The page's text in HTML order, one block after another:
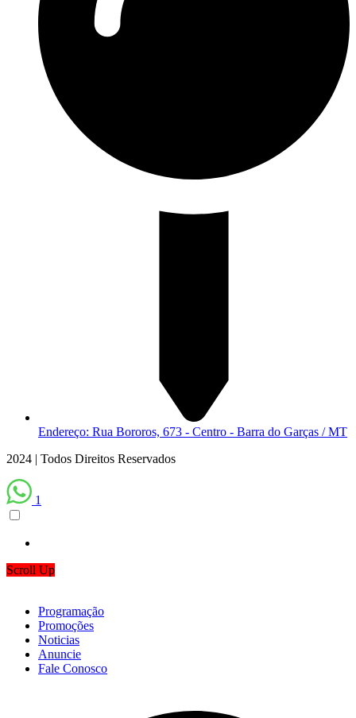
Endereço: Rua Bororos, 673 - Centro - Barra do Garças / MT
2024 | Todos Direitos Reservados
1
Scroll Up
Programação
Promoções
Noticias
Anuncie
Fale Conosco